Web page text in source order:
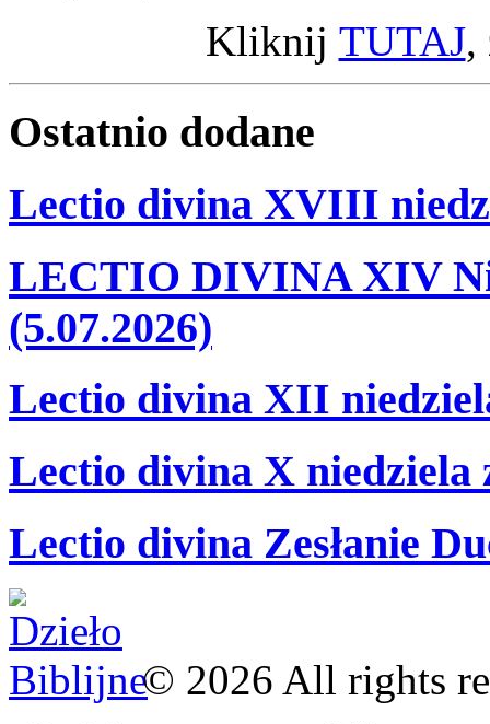
Kliknij TUTAJ,
Ostatnio dodane
Lectio divina XVIII
LECTIO DIVINA XIV
(5.07.2026)
Lectio divina XII
Lectio divina X niedziela
Lectio divina Zesłanie
© 2026 All rights